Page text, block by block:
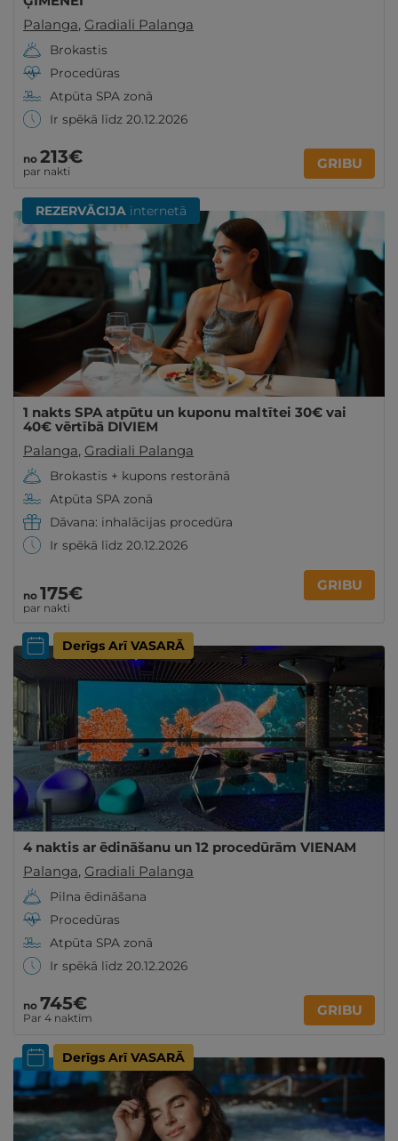
Palanga, Gradiali Palanga
Brokastis
Procedūras
Atpūta SPA zonā
Ir spēkā līdz 20.12.2026
no 213€
par nakti GRIBU
REZERVĀCIJA internetā
1 nakts SPA atpūtu un kuponu maltītei 30€ vai
40€ vērtībā DIVIEM
Palanga, Gradiali Palanga
Brokastis + kupons restorānā
Atpūta SPA zonā
Dāvana: inhalācijas procedūra
Ir spēkā līdz 20.12.2026
no 175€
par nakti
GRIBU
Derīgs Arī VASARĀ
4 naktis ar ēdināšanu un 12 procedūrām VIENAM
Palanga, Gradiali Palanga
Pilna ēdināšana
Procedūras
Atpūta SPA zonā
Ir spēkā līdz 20.12.2026
no 745€
Par 4 naktīm GRIBU
Derīgs Arī VASARĀ